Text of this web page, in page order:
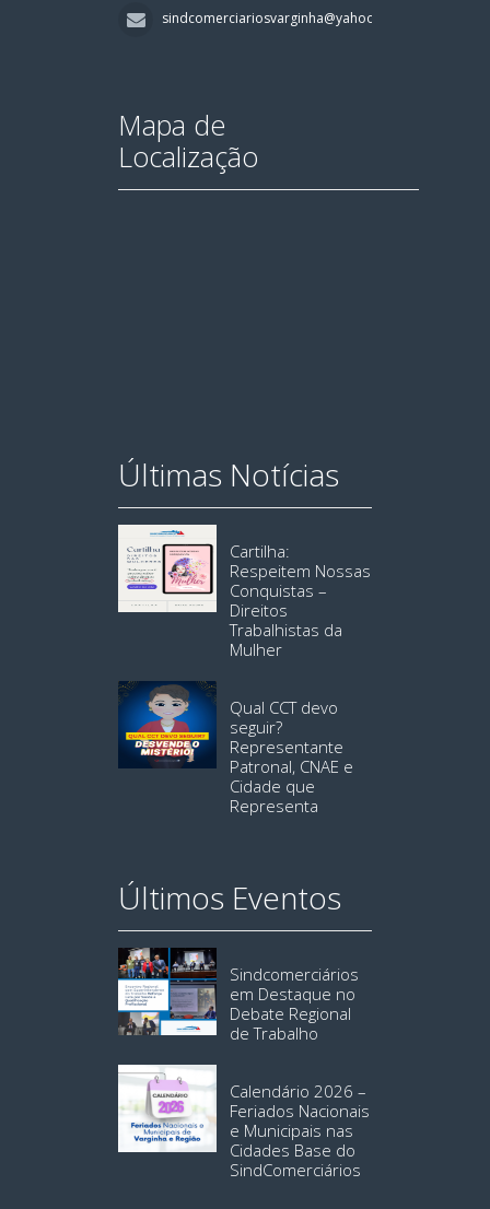
sindcomerciariosvarginha@yahoo.com.br
Mapa de
Localização
Últimas Notícias
Cartilha:
Respeitem Nossas
Conquistas –
Direitos
Trabalhistas da
Mulher
Qual CCT devo
seguir?
Representante
Patronal, CNAE e
Cidade que
Representa
Últimos Eventos
Sindcomerciários
em Destaque no
Debate Regional
de Trabalho
Calendário 2026 –
Feriados Nacionais
e Municipais nas
Cidades Base do
SindComerciários